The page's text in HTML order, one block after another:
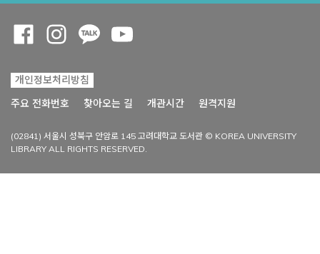
개인정보처리방침
주요 전화번호
찾아오는 길 개관시간 원격지원
(02841) 서울시 성북구 안암로 145 고려대학교 도서관 © KOREA UNIVERSITY
LIBRARY ALL RIGHTS RESERVED.
Opens a new window
Opens a new window
Opens a new window